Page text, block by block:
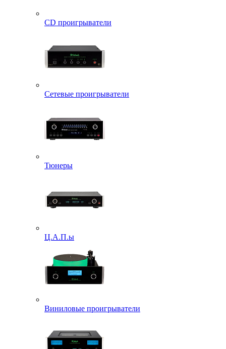
CD проигрыватели
Сетевые проигрыватели
Тюнеры
Ц.А.П.ы
Виниловые проигрыватели